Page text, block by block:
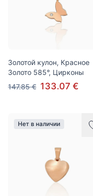
Золотой кулон, Красное
Золото 585°, Цирконы
147.85 € 133.07 €
Нет в наличии